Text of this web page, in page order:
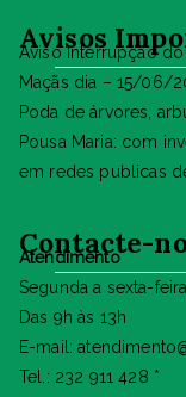
Avisos
Aviso Interrupção
Maçãs dia – 15/06/
Poda de árvores,
Pousa Maria: com
em redes publicas
Contacte-
Atendimento
Segunda a sexta-feira
Das 9h às 13h
E-mail:
Tel.: 232 911 428 *